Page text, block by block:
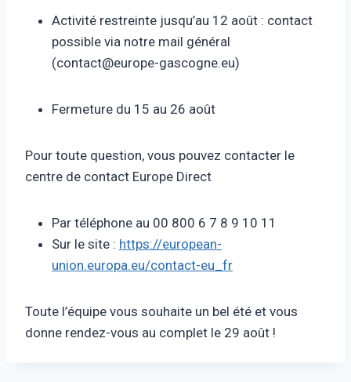
Activité restreinte jusqu’au 12 août : contact
possible via notre mail général
(contact@europe-gascogne.eu)
Fermeture du 15 au 26 août
Pour toute question, vous pouvez contacter le
centre de contact Europe Direct
Par téléphone au 00 800 6 7 8 9 10 11
Sur le site : https://european-
union.europa.eu/contact-eu_fr
Toute l’équipe vous souhaite un bel été et vous
donne rendez-vous au complet le 29 août !